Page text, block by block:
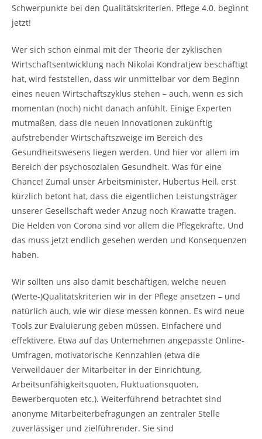
Schwerpunkte bei den Qualitätskriterien. Pflege 4.0. beginnt
jetzt!
Wer sich schon einmal mit der Theorie der zyklischen
Wirtschaftsentwicklung nach Nikolai Kondratjew beschäftigt
hat, wird feststellen, dass wir unmittelbar vor dem Beginn
eines neuen Wirtschaftszyklus stehen – auch, wenn es sich
momentan (noch) nicht danach anfühlt. Einige Experten
mutmaßen, dass die neuen Innovationen zukünftig
aufstrebender Wirtschaftszweige im Bereich des
Gesundheitswesens liegen werden. Und hier vor allem im
Bereich der psychosozialen Gesundheit. Was für eine
Chance! Zumal unser Arbeitsminister, Hubertus Heil, erst
kürzlich betont hat, dass die eigentlichen Leistungsträger
unserer Gesellschaft weder Anzug noch Krawatte tragen.
Die Helden von Corona sind vor allem die Pflegekräfte. Und
das muss jetzt endlich gesehen werden und Konsequenzen
haben.
Wir sollten uns also damit beschäftigen, welche neuen
(Werte-)Qualitätskriterien wir in der Pflege ansetzen – und
natürlich auch, wie wir diese messen können. Es wird neue
Tools zur Evaluierung geben müssen. Einfachere und
effektivere. Etwa auf das Unternehmen angepasste Online-
Umfragen, motivatorische Kennzahlen (etwa die
Verweildauer der Mitarbeiter in der Einrichtung,
Arbeitsunfähigkeitsquoten, Fluktuationsquoten,
Bewerberquoten etc.). Weiterführend betrachtet sind
anonyme Mitarbeiterbefragungen an zentraler Stelle
zuverlässiger und zielführender. Sie sind